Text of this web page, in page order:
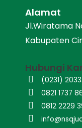
Alamat
Jl.Wiratama
Kabupaten
Hubungi
(0231)
0821 1737
0812 2229